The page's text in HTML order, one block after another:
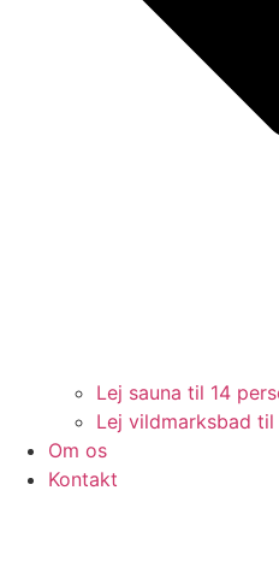
Lej sauna til 14
Lej vildmarksbad
Om os
Kontakt